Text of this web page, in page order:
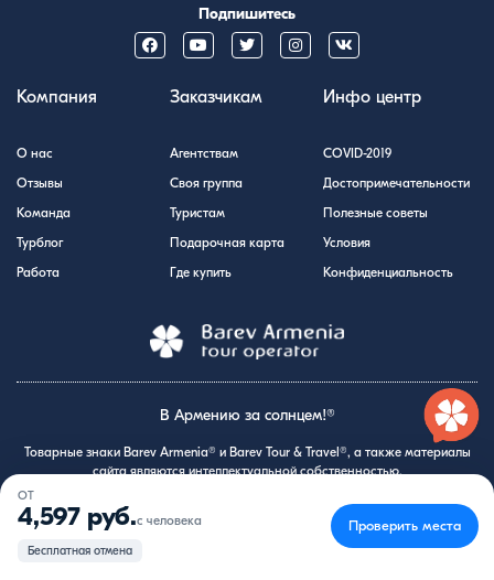
ОТ
4,597 руб.с человека
Бесплатная отмена
Проверить места
Подпишитесь
Компания
О нас
Отзывы
Команда
Турблог
Работа
Заказчикам
Агентствам
Своя группа
Туристам
Подарочная карта
Где купить
Инфо центр
COVID-2019
Достопримечательности
Полезные советы
Условия
Конфиденциальность
В Армению за солнцем!®
Товарные знаки Barev Armenia® и Barev Tour & Travel®, а также материалы
сайта являются интеллектуальной собственностью.
2012 - 2026 Ⓒ Barev Tour & Travel LLC